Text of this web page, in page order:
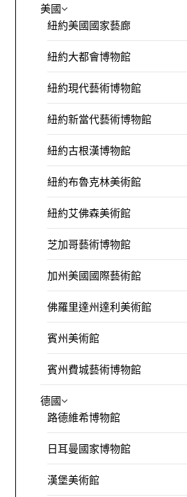
美國
紐約美國國家藝廊
紐約大都會博物館
紐約現代藝術博物館
紐約新當代藝術博物館
紐約古根漢博物館
紐約布魯克林美術館
紐約艾佛森美術館
芝加哥藝術博物館
加州美國國際藝術館
佛羅里達州達利美術館
賓州美術館
賓州費城藝術博物館
德國
路德維希博物館
日耳曼國家博物館
漢堡美術館